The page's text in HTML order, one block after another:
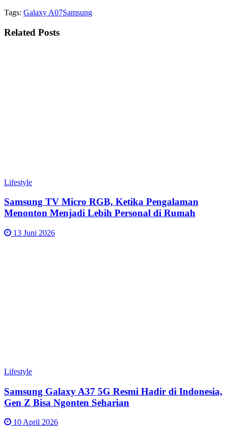
Tags: Galaxy A07Samsung
Related Posts
Lifestyle
Samsung TV Micro RGB, Ketika Pengalaman
Menonton Menjadi Lebih Personal di Rumah
13 Juni 2026
Lifestyle
Samsung Galaxy A37 5G Resmi Hadir di Indonesia,
Gen Z Bisa Ngonten Seharian
10 April 2026